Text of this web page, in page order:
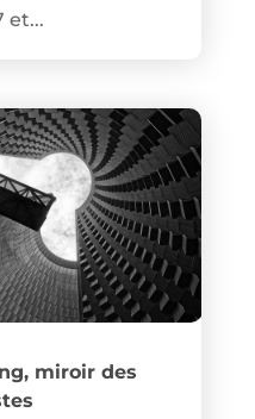
et...
miroir des